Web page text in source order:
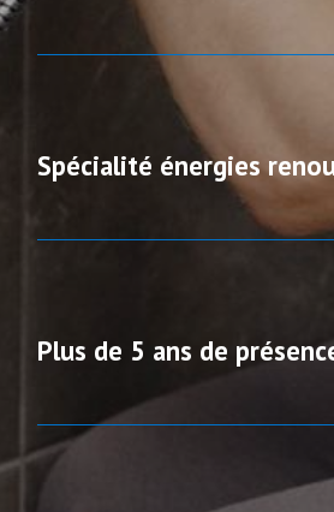
Spécialité énergies
Plus de 5 ans de